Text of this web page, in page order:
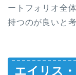
ートフォリオ全
持つのが良いと考
エイリス